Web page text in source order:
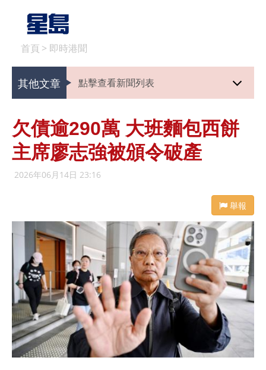
首頁 > 即時港聞
其他文章 點擊查看新聞列表
欠債逾290萬 大班麵包西餅
主席廖志強被頒令破產
2026年06月14日 23:16
舉報